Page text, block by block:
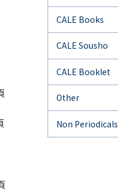
CALE Books
CALE Sousho
CALE Booklet
Other
Non Periodicals